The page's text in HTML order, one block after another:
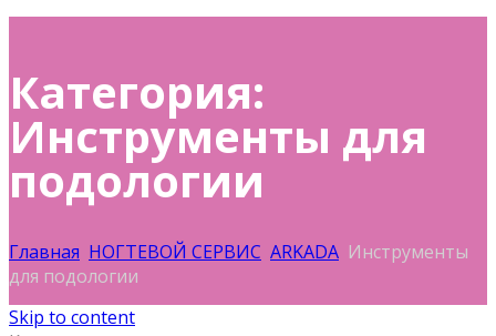
Категория:
Инструменты для
подологии
Главная НОГТЕВОЙ СЕРВИС ARKADA Инструменты
для подологии
Skip to content